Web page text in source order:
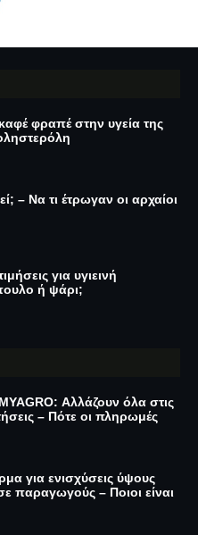
φραπέ στην υγεία της
– Να τι έτρωγαν οι αρχαίοι
για υγιεινή
ή ψάρι;
Αλλάζουν όλα στις
– Πότε οι πληρωμές
για ενισχύσεις ύψους
παραγωγούς – Ποιοι είναι